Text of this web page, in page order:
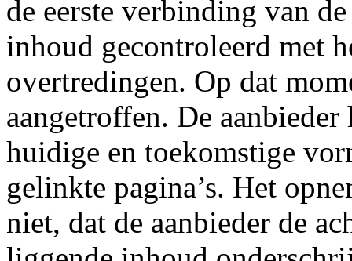
de eerste verbinding van
inhoud gecontroleerd met
overtredingen. Op dat
aangetroffen. De
huidige en toekomstige
gelinkte pagina’s. Het
niet, dat de aanbieder de